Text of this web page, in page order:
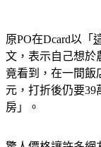
原PO在Dcard以「
文，表示自己想於
竟看到，在一間飯
元，打折後仍要39